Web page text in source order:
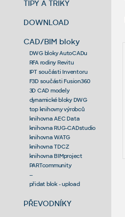
TIPY A TRIKY
DOWNLOAD
CAD/BIM bloky
DWG bloky AutoCADu
RFA rodiny Revitu
IPT součásti Inventoru
F3D součásti Fusion360
3D CAD modely
dynamické bloky DWG
top knihovny výrobců
knihovna AEC Data
knihovna RUG-CADstudio
knihovna WATG
knihovna TDCZ
knihovna BIMproject
PARTcommunity
--
přidat blok - upload
PŘEVODNÍKY